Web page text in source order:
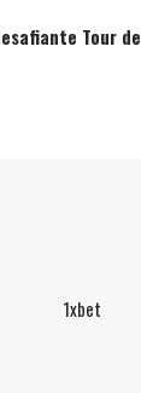
Tour de
1xbet